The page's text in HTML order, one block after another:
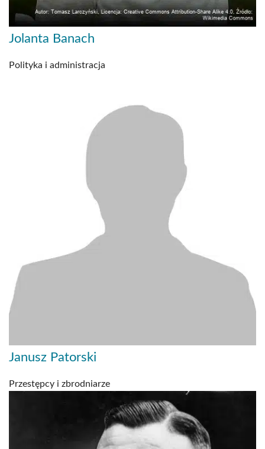
Jolanta Banach
Polityka i administracja
Janusz Patorski
Przestępcy i zbrodniarze